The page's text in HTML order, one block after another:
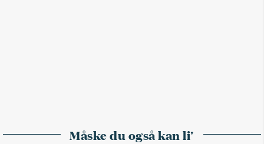
Måske du også kan li'